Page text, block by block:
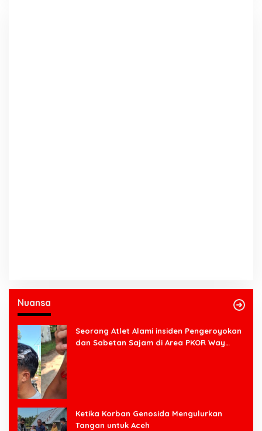
Nuansa
Seorang Atlet Alami insiden Pengeroyokan
dan Sabetan Sajam di Area PKOR Way
Ketika Korban Genosida Mengulurkan
Tangan untuk Aceh